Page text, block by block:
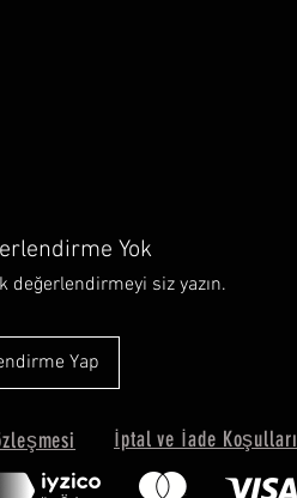
Yok
değerlendirmeyi siz yazın.
Yap
İptal ve İade Koşulları